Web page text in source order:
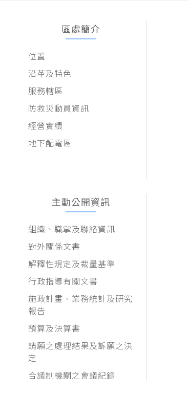
:::
區處簡介
位置
沿革及特色
服務轄區
防救災動員資訊
經營實績
地下配電區
主動公開資訊
組織、職掌及聯絡資訊
對外關係文書
解釋性規定及裁量基準
行政指導有關文書
施政計畫、業務統計及研究
報告
預算及決算書
請願之處理結果及訴願之決
定
合議制機關之會議紀錄